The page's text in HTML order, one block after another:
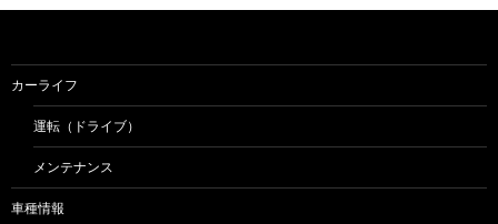
カーライフ
運転（ドライブ）
メンテナンス
車種情報